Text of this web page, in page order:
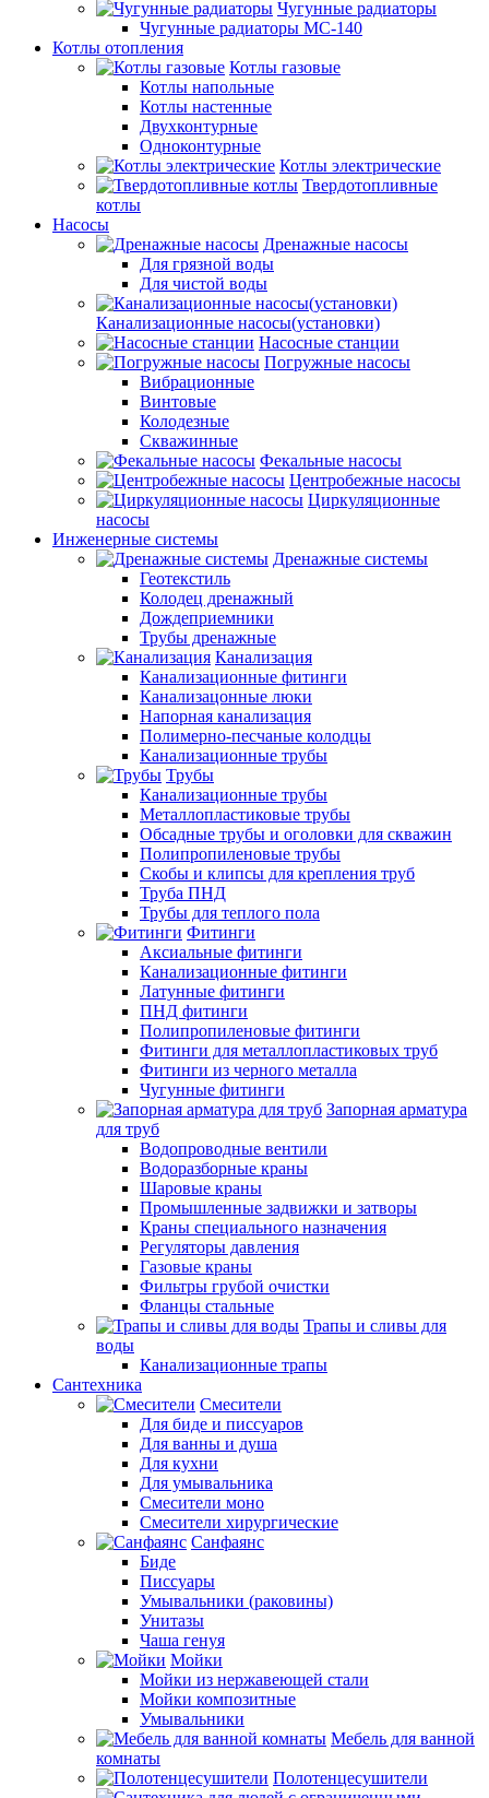
Чугунные радиаторы
Чугунные радиаторы МС-140
Котлы отопления
Котлы газовые
Котлы напольные
Котлы настенные
Двухконтурные
Одноконтурные
Котлы электрические
Твердотопливные
котлы
Насосы
Дренажные насосы
Для грязной воды
Для чистой воды
Канализационные насосы(установки)
Насосные станции
Погружные насосы
Вибрационные
Винтовые
Колодезные
Скважинные
Фекальные насосы
Центробежные насосы
Циркуляционные
насосы
Инженерные системы
Дренажные системы
Геотекстиль
Колодец дренажный
Дождеприемники
Трубы дренажные
Канализация
Канализационные фитинги
Канализацонные люки
Напорная канализация
Полимерно-песчаные колодцы
Канализационные трубы
Трубы
Канализационные трубы
Металлопластиковые трубы
Обсадные трубы и оголовки для скважин
Полипропиленовые трубы
Скобы и клипсы для крепления труб
Труба ПНД
Трубы для теплого пола
Фитинги
Аксиальные фитинги
Канализационные фитинги
Латунные фитинги
ПНД фитинги
Полипропиленовые фитинги
Фитинги для металлопластиковых труб
Фитинги из черного металла
Чугунные фитинги
Запорная арматура
для труб
Водопроводные вентили
Водоразборные краны
Шаровые краны
Промышленные задвижки и затворы
Краны специального назначения
Регуляторы давления
Газовые краны
Фильтры грубой очистки
Фланцы стальные
Трапы и сливы для
воды
Канализационные трапы
Сантехника
Смесители
Для биде и писсуаров
Для ванны и душа
Для кухни
Для умывальника
Смесители моно
Смесители хирургические
Санфаянс
Биде
Писсуары
Умывальники (раковины)
Унитазы
Чаша генуя
Мойки
Мойки из нержавеющей стали
Мойки композитные
Умывальники
Мебель для ванной
комнаты
Полотенцесушители